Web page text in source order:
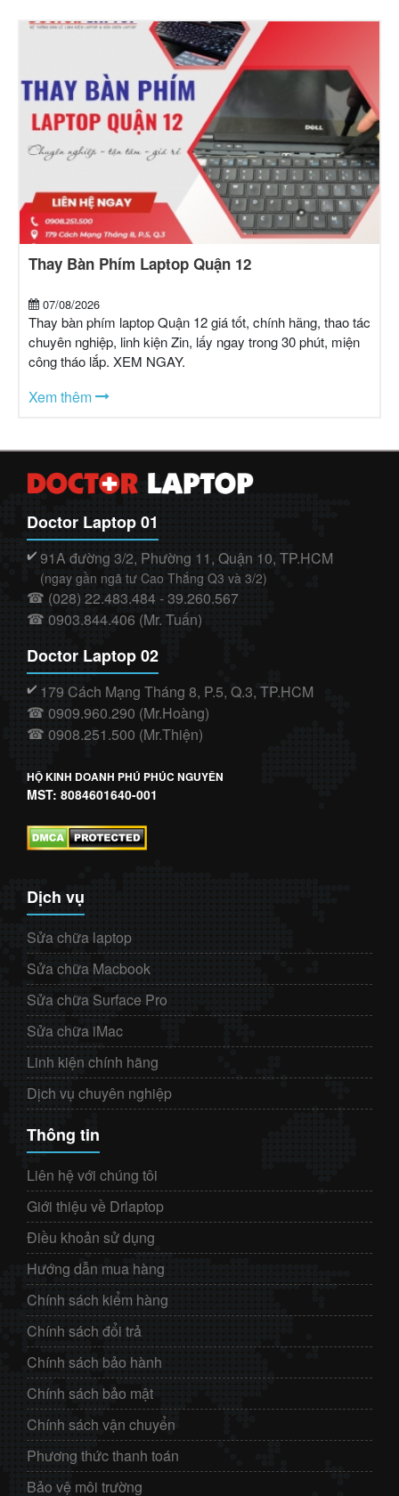
Thay Bàn Phím Laptop Quận 12
07/08/2026
Thay bàn phím laptop Quận 12 giá tốt, chính hãng, thao tác
chuyên nghiệp, linh kiện Zin, lấy ngay trong 30 phút, miện
công tháo lắp. XEM NGAY.
Xem thêm
Doctor Laptop 01
✔️ 91A đường 3/2, Phường 11, Quận 10, TP.HCM
(ngay gần ngã tư Cao Thắng Q3 và 3/2)
☎ (028) 22.483.484 - 39.260.567
☎ 0903.844.406 (Mr. Tuấn)
Doctor Laptop 02
✔️ 179 Cách Mạng Tháng 8, P.5, Q.3, TP.HCM
☎ 0909.960.290 (Mr.Hoàng)
☎ 0908.251.500 (Mr.Thiện)
HỘ KINH DOANH PHÚ PHÚC NGUYÊN
MST: 8084601640-001
Dịch vụ
Sửa chữa laptop
Sửa chữa Macbook
Sửa chữa Surface Pro
Sửa chữa iMac
Linh kiện chính hãng
Dịch vụ chuyên nghiệp
Thông tin
Liên hệ với chúng tôi
Giới thiệu về Drlaptop
Điều khoản sử dụng
Hướng dẫn mua hàng
Chính sách kiểm hàng
Chính sách đổi trả
Chính sách bảo hành
Chính sách bảo mật
Chính sách vận chuyển
Phương thức thanh toán
Bảo vệ môi trường